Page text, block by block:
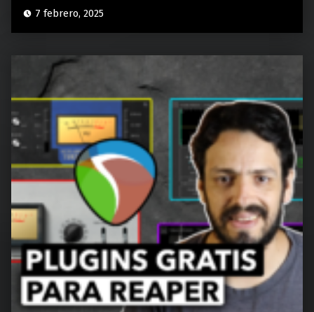
7 febrero, 2025